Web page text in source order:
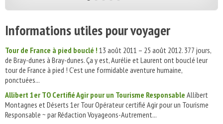
Informations utiles pour voyager
Tour de France à pied bouclé ! 13 août 2011 – 25 août 2012. 377 jours,
de Bray-dunes à Bray-dunes. Ça y est, Aurélie et Laurent ont bouclé leur
tour de France à pied ! C’est une formidable aventure humaine,
ponctuées...
Allibert 1er TO Certifié Agir pour un Tourisme Responsable Allibert
Montagnes et Déserts 1er Tour Opérateur certifié Agir pour un Tourisme
Responsable ~ par Rédaction Voyageons-Autrement...